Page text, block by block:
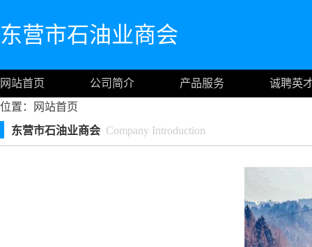
东营市石油业商会
网站首页 公司简介 产品服务
诚聘英
位置：
网站首页
东营市石油业商会 Company Introduction